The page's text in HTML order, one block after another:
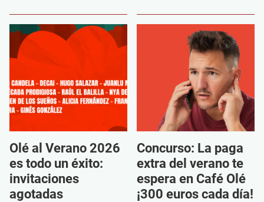
Olé al Verano 2026
es todo un éxito:
invitaciones
agotadas
Concurso: La paga
extra del verano te
espera en Café Olé
¡300 euros cada día!